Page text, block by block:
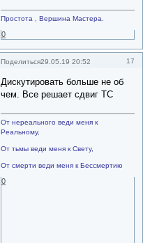
Простота , Вершина Мастера.
0
Поделиться 17
29.05.19 20:52
Дискутировать больше не об
чем. Все решает сдвиг ТС
От нереального веди меня к
Реальному,
От тьмы веди меня к Свету,
От смерти веди меня к Бессмертию
0